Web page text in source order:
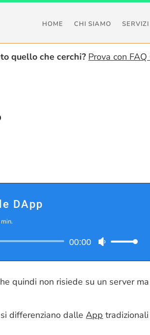
HOME CHI SIAMO SERVIZI
quello che cerchi? Prova con
DApp
Audio
00:00
Usa
freccia
aumentare
quindi non risiede su un server ma
differenziano dalleApp tradizionali